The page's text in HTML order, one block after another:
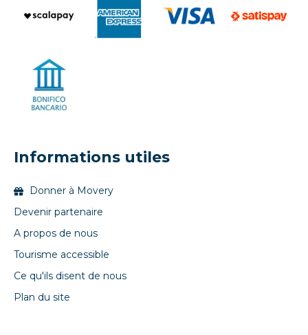
Informations utiles
Donner à Movery
Devenir partenaire
A propos de nous
Tourisme accessible
Ce qu'ils disent de nous
Plan du site